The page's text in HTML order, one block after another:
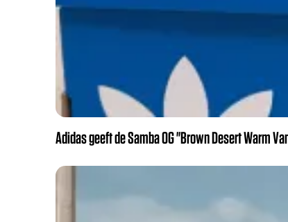
Adidas geeft de Samba OG "Brown Desert Warm